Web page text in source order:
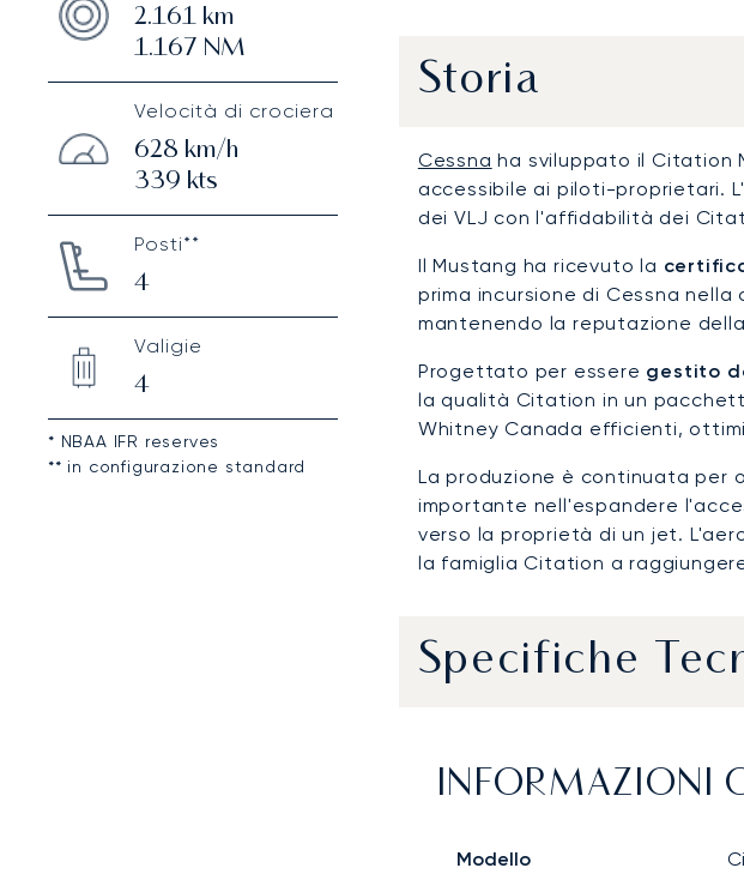
2.161 km
1.167 NM
Velocità di crociera
628 km/h
339 kts
Posti**
4
Valigie
4
* NBAA IFR reserves
** in configurazione standard
Storia
Cessna ha sviluppato il Citation
accessibile ai piloti-proprietari.
dei VLJ con l'affidabilità dei
Il Mustang ha ricevuto la
prima incursione di Cessna
mantenendo la reputazione
Progettato per essere gestito
la qualità Citation in un
Whitney Canada efficienti,
La produzione è continuata per
importante nell'espandere
verso la proprietà di un jet.
la famiglia Citation a
Specifiche
INFORMAZIONI
Modello